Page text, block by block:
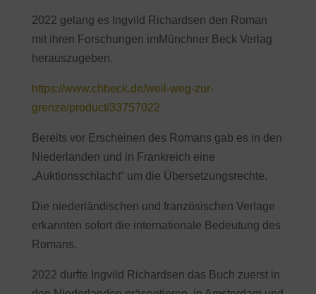
2022 gelang es Ingvild Richardsen den Roman
mit ihren Forschungen imMünchner Beck Verlag
herauszugeben.
https://www.chbeck.de/weil-weg-zur-
grenze/product/33757022
Bereits vor Erscheinen des Romans gab es in den
Niederlanden und in Frankreich eine
„Auktionsschlacht“ um die Übersetzungsrechte.
Die niederländischen und französischen Verlage
erkannten sofort die internationale Bedeutung des
Romans.
2022 durfte Ingvild Richardsen das Buch zuerst in